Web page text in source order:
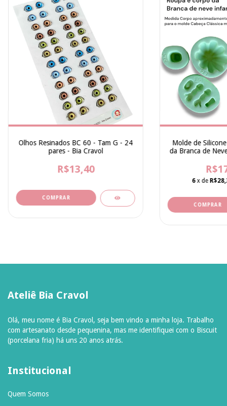
Olhos Resinados BC 60 - Tam G - 24
pares - Bia Cravol
R$13,40
Molde de
da Branca de
6 x de
Ateliê Bia Cravol
Olá, meu nome é Bia Cravol, seja bem vindo a minha loja. Trabalho
com artesanato desde pequenina, mas me identifiquei com o Biscuit
(porcelana fria) há uns 20 anos atrás.
Institucional
Quem Somos